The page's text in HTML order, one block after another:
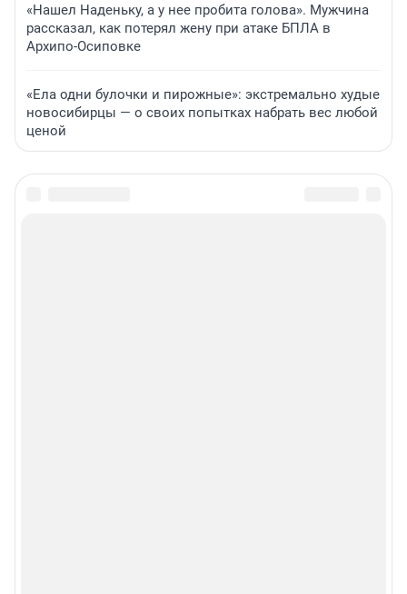
«Нашел Наденьку, а у нее пробита голова». Мужчина
рассказал, как потерял жену при атаке БПЛА в
Архипо-Осиповке
«Ела одни булочки и пирожные»: экстремально худые
новосибирцы — о своих попытках набрать вес любой
ценой